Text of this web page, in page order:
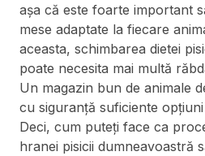
așa că este foarte important
mese adaptate la fiecare
aceasta, schimbarea dietei
poate necesita mai multă
Un magazin bun de animale
cu siguranță suficiente
Deci, cum puteți face ca
hranei pisicii dumneavoastră